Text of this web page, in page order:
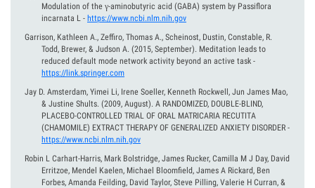
Modulation of the γ-aminobutyric acid (GABA) system by Passiflora
incarnata L - https://www.ncbi.nlm.nih.gov
Garrison, Kathleen A., Zeffiro, Thomas A., Scheinost, Dustin, Constable, R.
Todd, Brewer, & Judson A. (2015, September). Meditation leads to
reduced default mode network activity beyond an active task -
https://link.springer.com
Jay D. Amsterdam, Yimei Li, Irene Soeller, Kenneth Rockwell, Jun James Mao,
& Justine Shults. (2009, August). A RANDOMIZED, DOUBLE-BLIND,
PLACEBO-CONTROLLED TRIAL OF ORAL MATRICARIA RECUTITA
(CHAMOMILE) EXTRACT THERAPY OF GENERALIZED ANXIETY DISORDER -
https://www.ncbi.nlm.nih.gov
Robin L Carhart-Harris, Mark Bolstridge, James Rucker, Camilla M J Day, David
Erritzoe, Mendel Kaelen, Michael Bloomfield, James A Rickard, Ben
Forbes, Amanda Feilding, David Taylor, Steve Pilling, Valerie H Curran, &